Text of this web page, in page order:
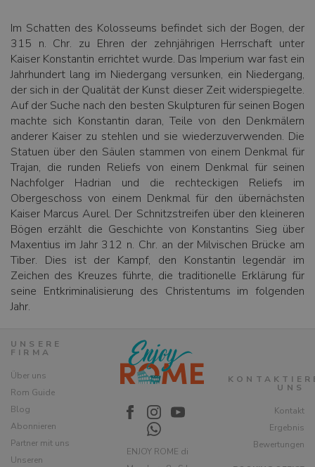
Im Schatten des Kolosseums befindet sich der Bogen, der
315 n. Chr. zu Ehren der zehnjährigen Herrschaft unter
Kaiser Konstantin errichtet wurde. Das Imperium war fast ein
Jahrhundert lang im Niedergang versunken, ein Niedergang,
der sich in der Qualität der Kunst dieser Zeit widerspiegelte.
Auf der Suche nach den besten Skulpturen für seinen Bogen
machte sich Konstantin daran, Teile von den Denkmälern
anderer Kaiser zu stehlen und sie wiederzuverwenden. Die
Statuen über den Säulen stammen von einem Denkmal für
Trajan, die runden Reliefs von einem Denkmal für seinen
Nachfolger Hadrian und die rechteckigen Reliefs im
Obergeschoss von einem Denkmal für den übernächsten
Kaiser Marcus Aurel. Der Schnitzstreifen über den kleineren
Bögen erzählt die Geschichte von Konstantins Sieg über
Maxentius im Jahr 312 n. Chr. an der Milvischen Brücke am
Tiber. Dies ist der Kampf, den Konstantin legendär im
Zeichen des Kreuzes führte, die traditionelle Erklärung für
seine Entkriminalisierung des Christentums im folgenden
Jahr.
UNSERE
FIRMA
Über uns
Rom Guide
Blog
Abonnieren
Partner mit uns
Unseren
ENJOY ROME di
UNS
Kontakt
Ergebnis
Bewertungen